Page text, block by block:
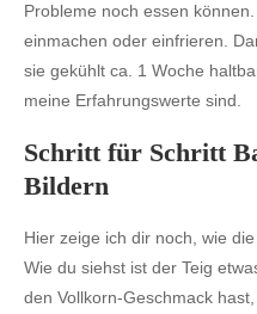
Probleme noch essen
einmachen oder einfrieren.
sie gekühlt ca. 1 Woche
meine Erfahrungswerte sind.
Schritt für Schritt
Bildern
Hier zeige ich dir noch, wie
Wie du siehst ist der Teig
den Vollkorn-Geschmack